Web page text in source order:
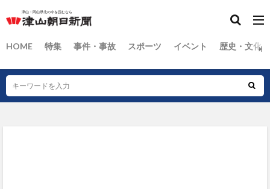
HOME 特集 事件・事故 スポーツ イベント 歴史・文化